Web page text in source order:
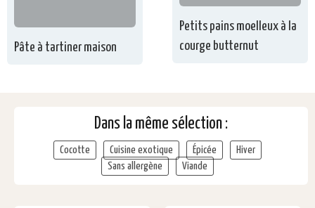
Pâte à tartiner maison
Petits pains moelleux à la
courge butternut
Dans la même sélection :
Cocotte Cuisine exotique Épicée
Hiver
Sans allergène
Viande